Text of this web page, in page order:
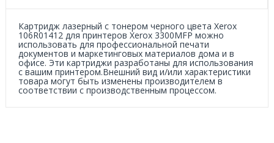
Картридж лазерный с тонером черного цвета Xerox
106R01412 для принтеров Xerox 3300MFP можно
использовать для профессиональной печати
документов и маркетинговых материалов дома и в
офисе. Эти картриджи разработаны для использования
с вашим принтером.Внешний вид и/или характеристики
товара могут быть изменены производителем в
соответствии с производственным процессом.